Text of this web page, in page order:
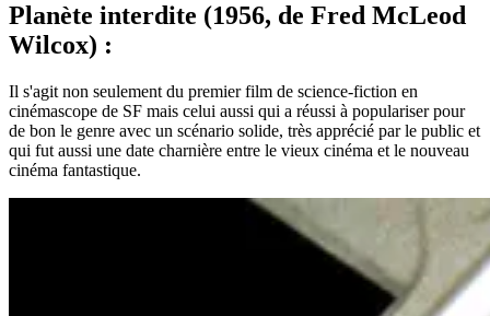
Planète interdite (1956, de Fred McLeod
Wilcox) :
Il s'agit non seulement du premier film de science-fiction en
cinémascope de SF mais celui aussi qui a réussi à populariser pour
de bon le genre avec un scénario solide, très apprécié par le public et
qui fut aussi une date charnière entre le vieux cinéma et le nouveau
cinéma fantastique.